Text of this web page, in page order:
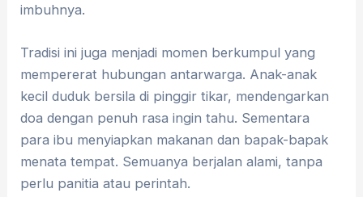
imbuhnya.
Tradisi ini juga menjadi momen berkumpul yang
mempererat hubungan antarwarga. Anak-anak
kecil duduk bersila di pinggir tikar, mendengarkan
doa dengan penuh rasa ingin tahu. Sementara
para ibu menyiapkan makanan dan bapak-bapak
menata tempat. Semuanya berjalan alami, tanpa
perlu panitia atau perintah.